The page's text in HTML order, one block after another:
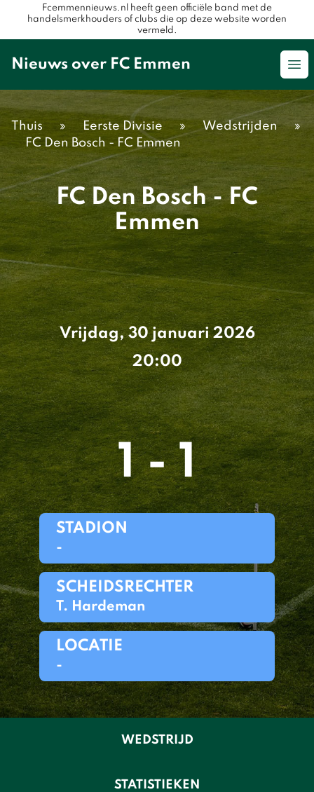
Fcemmennieuws.nl heeft geen officiële band met de
handelsmerkhouders of clubs die op deze website worden
vermeld.
Nieuws over FC Emmen
Thuis » Eerste Divisie » Wedstrijden
»
FC Den Bosch - FC Emmen
FC Den Bosch - FC
Emmen
Vrijdag, 30 januari 2026
20:00
1 - 1
STADION
-
SCHEIDSRECHTER
T. Hardeman
LOCATIE
-
WEDSTRIJD
STATISTIEKEN